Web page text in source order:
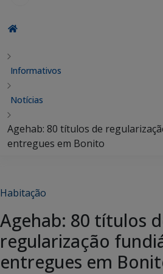
Informativos
Notícias
Agehab: 80 títulos de
entregues em Bonito
Habitação
Agehab: 80 títulos
regularização
entregues em